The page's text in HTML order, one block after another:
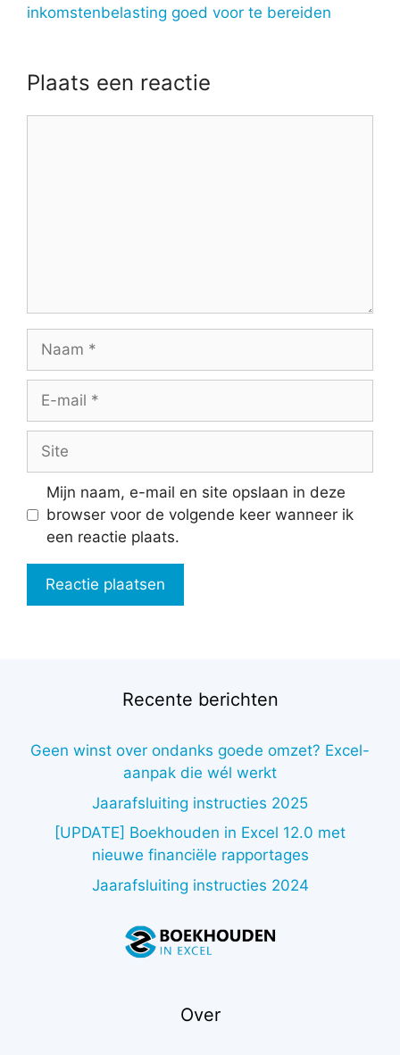
inkomstenbelasting goed voor te bereiden
Plaats een reactie
Naam
Site
Mijn naam, e-mail en site opslaan in deze
browser voor de volgende keer wanneer ik
een reactie plaats.
Recente berichten
Geen winst over ondanks goede omzet? Excel-
aanpak die wél werkt
Jaarafsluiting instructies 2025
[UPDATE] Boekhouden in Excel 12.0 met
nieuwe financiële rapportages
Jaarafsluiting instructies 2024
Over